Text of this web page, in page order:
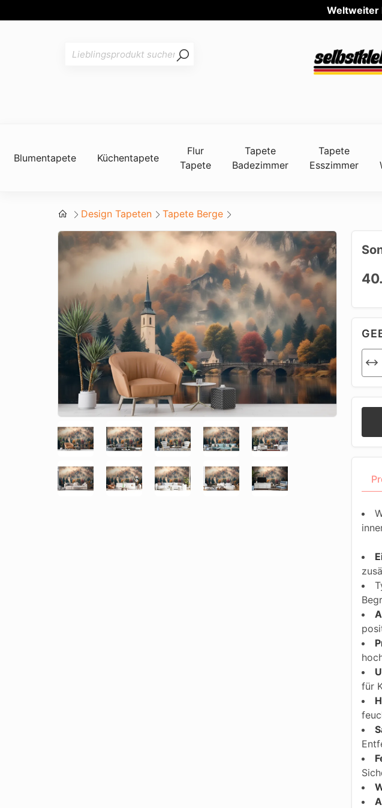
Blumentapete Küchentapete
Flur
Tapete
Tapete
Badezimmer
Tapete
Esszimmer
Design Tapeten Tapete Berge
für